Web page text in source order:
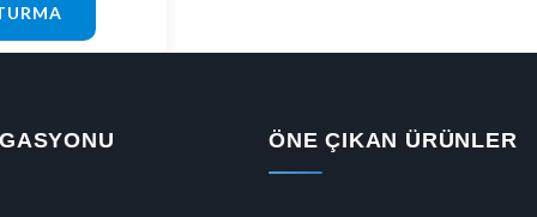
ÖNE ÇIKAN ÜRÜNLER